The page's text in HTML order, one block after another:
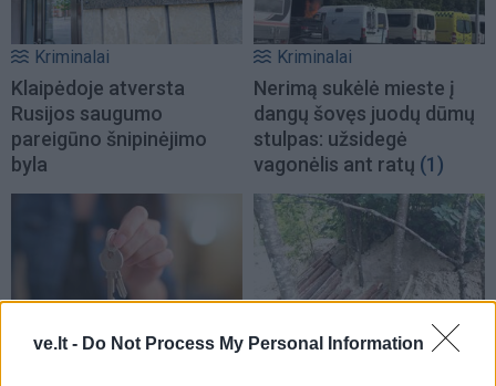
ve.lt - Do Not Process My Personal Information
Kriminalai
Klaipėdoje atversta
Rusijos saugumo
pareigūno šnipinėjimo
byla
Kriminalai
Nerimą sukėlė mieste į
dangų šovęs juodų dūmų
stulpas: užsidegė
vagonėlis ant ratų (1)
Kriminalai Kriminalai